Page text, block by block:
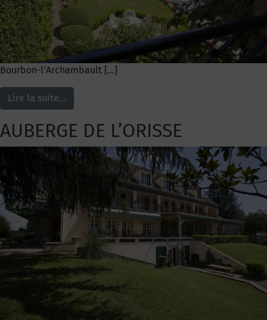
Bourbon-l’Archambault […]
Lire la suite…
AUBERGE DE L’ORISSE